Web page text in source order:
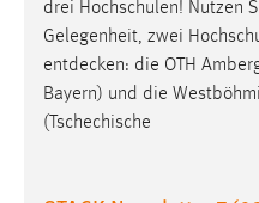
drei Hochschulen! Nutzen
Gelegenheit, zwei
entdecken: die OTH
Bayern) und die
(Tschechische
Zweck:
Conversion-Tracking
Cookie Laufzeit:
3 Monate